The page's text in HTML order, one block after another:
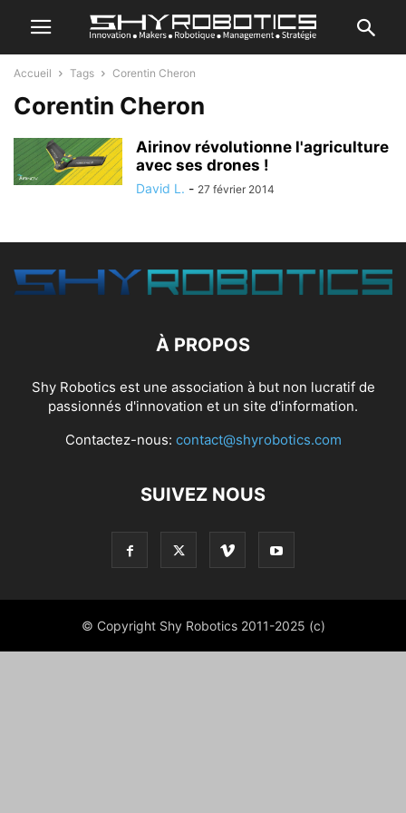
Accueil Tags Corentin Cheron
Corentin Cheron
Airinov révolutionne l'agriculture
avec ses drones !
David L. - 27 février 2014
À PROPOS
Shy Robotics est une association à but non lucratif de
passionnés d'innovation et un site d'information.
Contactez-nous: contact@shyrobotics.com
SUIVEZ NOUS
© Copyright Shy Robotics 2011-2025 (c)